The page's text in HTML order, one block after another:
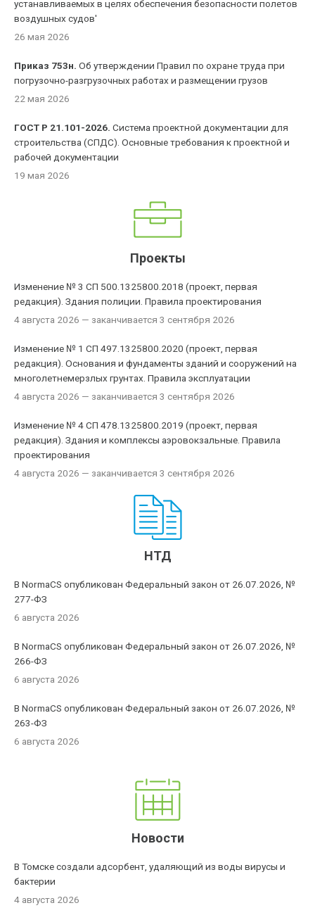
устанавливаемых в целях обеспечения безопасности полетов
воздушных судов'
26 мая 2026
Приказ 753н. Об утверждении Правил по охране труда при
погрузочно-разгрузочных работах и размещении грузов
22 мая 2026
ГОСТ Р 21.101-2026. Система проектной документации для
строительства (СПДС). Основные требования к проектной и
рабочей документации
19 мая 2026
Проекты
Изменение № 3 СП 500.1325800.2018 (проект, первая
редакция). Здания полиции. Правила проектирования
4 августа 2026 — заканчивается 3 сентября 2026
Изменение № 1 СП 497.1325800.2020 (проект, первая
редакция). Основания и фундаменты зданий и сооружений на
многолетнемерзлых грунтах. Правила эксплуатации
4 августа 2026 — заканчивается 3 сентября 2026
Изменение № 4 СП 478.1325800.2019 (проект, первая
редакция). Здания и комплексы аэровокзальные. Правила
проектирования
4 августа 2026 — заканчивается 3 сентября 2026
НТД
В NormaCS опубликован Федеральный закон от 26.07.2026, №
277-ФЗ
6 августа 2026
В NormaCS опубликован Федеральный закон от 26.07.2026, №
266-ФЗ
6 августа 2026
В NormaCS опубликован Федеральный закон от 26.07.2026, №
263-ФЗ
6 августа 2026
Новости
В Томске создали адсорбент, удаляющий из воды вирусы и
бактерии
4 августа 2026